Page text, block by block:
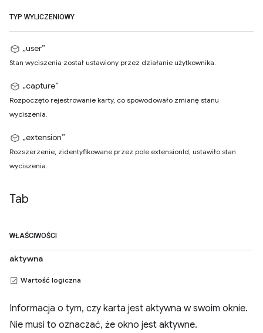
TYP WYLICZENIOWY
„user”
Stan wyciszenia został ustawiony przez działanie użytkownika.
„capture”
Rozpoczęto rejestrowanie karty, co spowodowało zmianę stanu
wyciszenia.
„extension”
Rozszerzenie, zidentyfikowane przez pole extensionId, ustawiło stan
wyciszenia.
Tab
WŁAŚCIWOŚCI
aktywna
Wartość logiczna
Informacja o tym, czy karta jest aktywna w swoim oknie.
Nie musi to oznaczać, że okno jest aktywne.